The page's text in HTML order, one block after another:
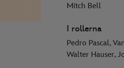
Mitch Bell
I rollerna
Pedro Pascal,
Walter Hauser,